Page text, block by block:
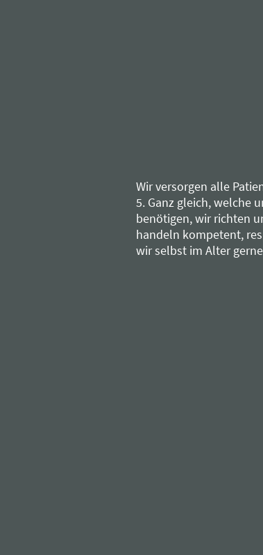
Wir versorgen alle
5. Ganz gleich, welche
benötigen, wir richten
handeln kompetent,
wir selbst im Alter